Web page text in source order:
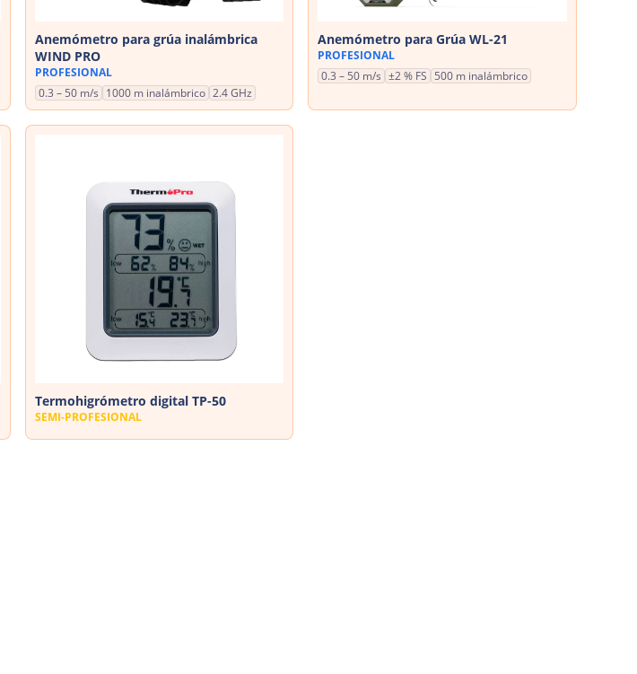
Anemómetro para grúa inalámbrica
WIND PRO
PROFESIONAL
0.3 – 50 m/s 1000 m inalámbrico 2.4 GHz
Anemómetro para Grúa WL-21
PROFESIONAL
0.3 – 50 m/s ±2 % FS 500 m inalámbrico
Termohigrómetro digital TP-50
SEMI-PROFESIONAL